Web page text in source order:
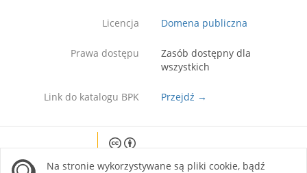
Licencja Domena publiczna
Prawa dostępu
Zasób dostępny dla
wszystkich
Link do katalogu BPK Przejdź →
site is licensed under a Creative Commons
Na stronie wykorzystywane są pliki cookie, bądź